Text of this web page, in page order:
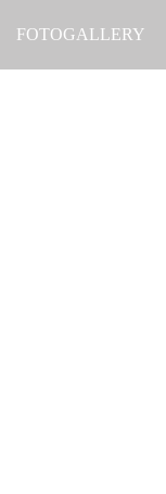
FOTOGALLERY